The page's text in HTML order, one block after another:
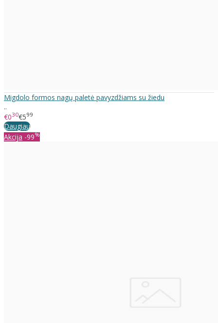
Migdolo formos nagų paletė pavyzdžiams su žiedu
..
€030€599
Daugiau
Akcija -99%